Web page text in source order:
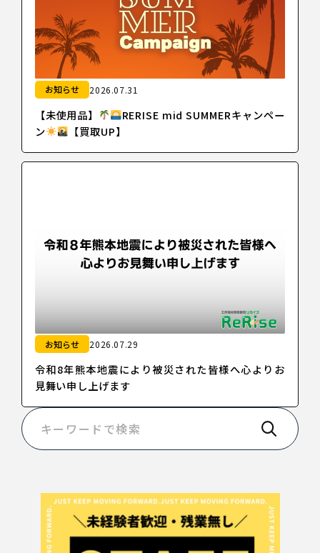
お知らせ 2026.07.31
【未使用品】
RERISE mid SUMMERキャンペー
ン
【買取UP】
お知らせ 2026.07.29
令和8年熊本地震により被災された皆様へ心よりお
見舞い申し上げます